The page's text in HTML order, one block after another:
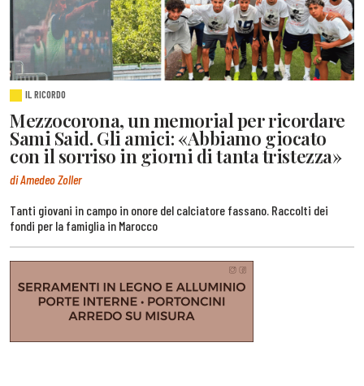
IL RICORDO
Mezzocorona, un memorial per ricordare
Sami Said. Gli amici: «Abbiamo giocato
con il sorriso in giorni di tanta tristezza»
di Amedeo Zoller
Tanti giovani in campo in onore del calciatore fassano. Raccolti dei
fondi per la famiglia in Marocco